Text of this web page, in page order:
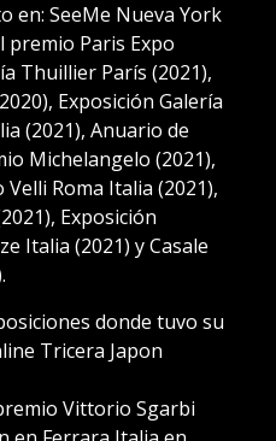
en: SeeMe Nueva York
premio Paris Expo
Thuillier París (2021),
Exposición Galería
(2021), Anuario de
Michelangelo (2021),
Roma Italia (2021),
Exposición
Italia (2021) y Casale
donde tuvo su
Tricera Japon
Vittorio Sgarbi